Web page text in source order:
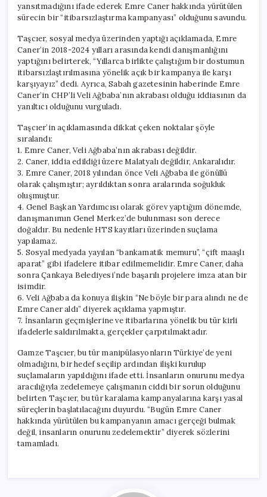
yansıtmadığını ifade ederek Emre Caner hakkında yürütülen
sürecin bir “itibarsızlaştırma kampanyası” olduğunu savundu.
Taşcıer, sosyal medya üzerinden yaptığı açıklamada, Emre
Caner’in 2018-2024 yılları arasında kendi danışmanlığını
yaptığını belirterek, “Yıllarca birlikte çalıştığım bir dostumun
itibarsızlaştırılmasına yönelik açık bir kampanya ile karşı
karşıyayız” dedi. Ayrıca, Sabah gazetesinin haberinde Emre
Caner’in CHP’li Veli Ağbaba’nın akrabası olduğu iddiasının da
yanıltıcı olduğunu vurguladı.
Taşcıer’in açıklamasında dikkat çeken noktalar şöyle
sıralandı:
1. Emre Caner, Veli Ağbaba’nın akrabası değildir.
2. Caner, iddia edildiği üzere Malatyalı değildir, Ankaralıdır.
3. Emre Caner, 2018 yılından önce Veli Ağbaba ile gönüllü
olarak çalışmıştır; ayrıldıktan sonra aralarında soğukluk
oluşmuştur.
4. Genel Başkan Yardımcısı olarak görev yaptığım dönemde,
danışmanımın Genel Merkez’de bulunması son derece
doğaldır. Bu nedenle HTS kayıtları üzerinden suçlama
yapılamaz.
5. Sosyal medyada yayılan “bankamatik memuru”, “çift maaşlı
aparat” gibi ifadelere itibar edilmemelidir. Emre Caner, daha
sonra Çankaya Belediyesi’nde başarılı projelere imza atan bir
isimdir.
6. Veli Ağbaba da konuya ilişkin “Ne böyle bir para alındı ne de
Emre Caner aldı” diyerek açıklama yapmıştır.
7. İnsanların geçmişlerine ve itibarlarına yönelik bu tür kirli
ifadelerle saldırılmakta, gerçekler çarpıtılmaktadır.
Gamze Taşcıer, bu tür manipülasyonların Türkiye’de yeni
olmadığını, bir hedef seçilip ardından ilişki kurulup
suçlamaların yapıldığını ifade etti. İnsanların onurunu medya
aracılığıyla zedelemeye çalışmanın ciddi bir sorun olduğunu
belirten Taşcıer, bu tür karalama kampanyalarına karşı yasal
süreçlerin başlatılacağını duyurdu. “Bugün Emre Caner
hakkında yürütülen bu kampanyanın amacı gerçeği bulmak
değil, insanların onurunu zedelemektir” diyerek sözlerini
tamamladı.